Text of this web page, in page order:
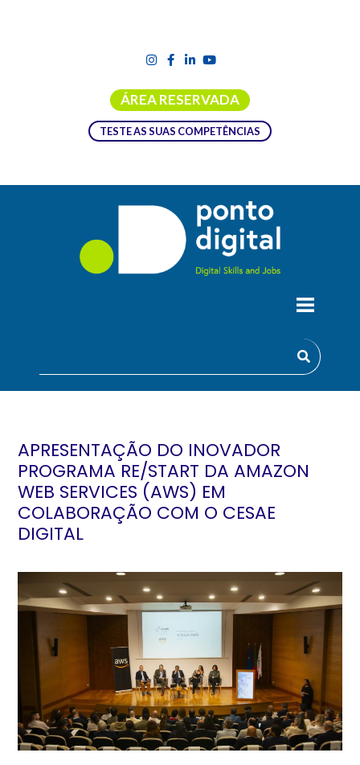
ÁREA RESERVADA
TESTE AS SUAS COMPETÊNCIAS
APRESENTAÇÃO DO INOVADOR
PROGRAMA RE/START DA AMAZON
WEB SERVICES (AWS) EM
COLABORAÇÃO COM O CESAE
DIGITAL